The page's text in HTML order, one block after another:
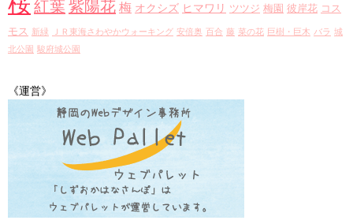
紅葉 紫陽花 梅 オクシズ ヒマワリ ツツジ 梅園 彼岸花 コス
モス 新緑 ＪＲ東海さわやかウォーキング 安倍奥 百合 藤 菜の花 巨樹・巨木 バラ 城
北公園 駿府城公園
《運営》